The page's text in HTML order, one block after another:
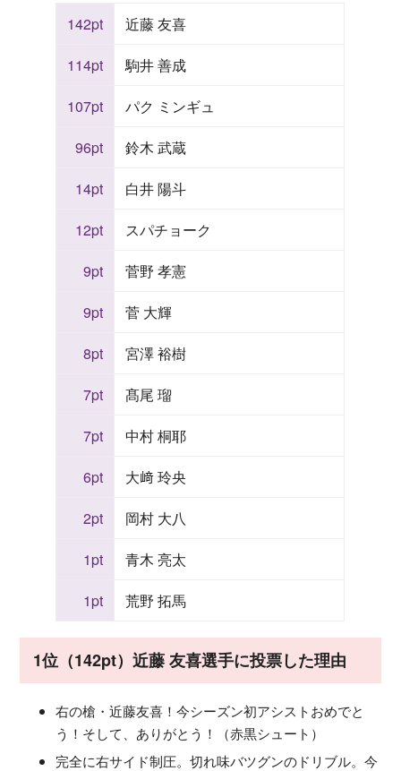
142pt
近藤 友喜
114pt
駒井 善成
107pt
パク ミンギュ
96pt
鈴木 武蔵
14pt
白井 陽斗
12pt
スパチョーク
9pt
菅野 孝憲
9pt
菅 大輝
8pt
宮澤 裕樹
7pt
髙尾 瑠
7pt
中村 桐耶
6pt
大﨑 玲央
2pt
岡村 大八
1pt
青木 亮太
1pt
荒野 拓馬
1位（142pt）近藤 友喜選手に投票した理由
右の槍・近藤友喜！今シーズン初アシストおめでと
う！そして、ありがとう！（赤黒シュート）
完全に右サイド制圧。切れ味バツグンのドリブル。今